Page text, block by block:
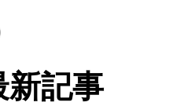
新記事